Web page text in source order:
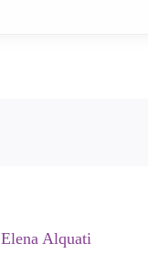
Elena Alquati